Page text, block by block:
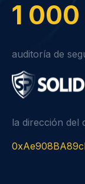
1
auditoría de
la dirección del